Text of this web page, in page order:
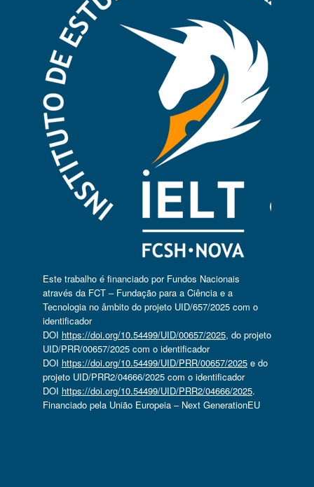
Este trabalho é financiado por Fundos Nacionais
através da FCT – Fundação para a Ciência e a
Tecnologia no âmbito do projeto UID/657/2025 com o
identificador
DOI https://doi.org/10.54499/UID/00657/2025, do projeto
UID/PRR/00657/2025 com o identificador
DOI https://doi.org/10.54499/UID/PRR/00657/2025e do
projeto UID/PRR2/04666/2025 com o identificador
DOI https://doi.org/10.54499/UID/PRR2/04666/2025.
Financiado pela União Europeia – Next GenerationEU